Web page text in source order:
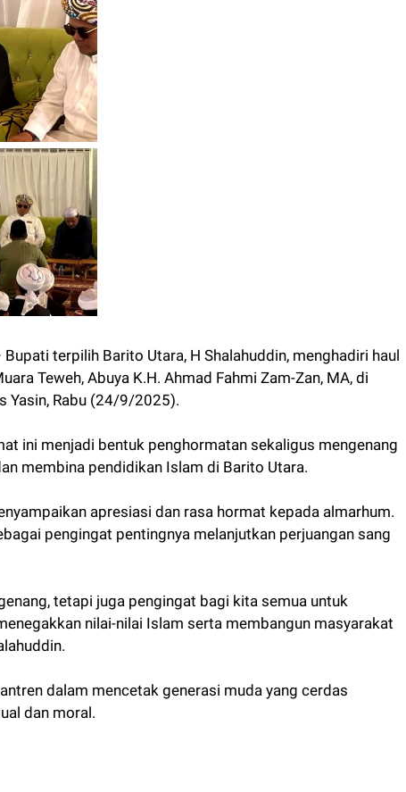
terpilih Barito Utara, H Shalahuddin, menghadiri haul
Teweh, Abuya K.H. Ahmad Fahmi Zam-Zan, MA, di
Yasin, Rabu (24/9/2025).
ini menjadi bentuk penghormatan sekaligus mengenang
membina pendidikan Islam di Barito Utara.
apresiasi dan rasa hormat kepada almarhum.
pengingat pentingnya melanjutkan perjuangan sang
tetapi juga pengingat bagi kita semua untuk
nilai-nilai Islam serta membangun masyarakat
dalam mencetak generasi muda yang cerdas
dan moral.